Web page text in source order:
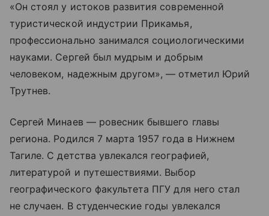
«Он стоял у истоков развития современной
туристической индустрии Прикамья,
профессионально занимался социологическими
науками. Сергей был мудрым и добрым
человеком, надежным другом», — отметил Юрий
Трутнев.
Сергей Минаев — ровесник бывшего главы
региона. Родился 7 марта 1957 года в Нижнем
Тагиле. С детства увлекался географией,
литературой и путешествиями. Выбор
географического факультета ПГУ для него стал
не случаен. В студенческие годы увлекался